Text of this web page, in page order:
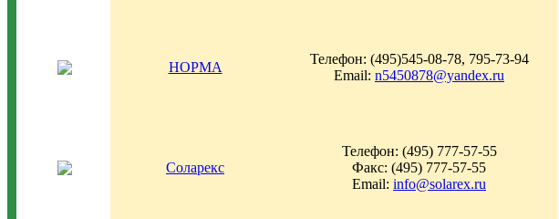
НОРМА
Телефон: (495)545-08-78, 795-73-94
Email: n5450878@yandex.ru
Соларекс
Телефон: (495) 777-57-55
Факс: (495) 777-57-55
Email: info@solarex.ru